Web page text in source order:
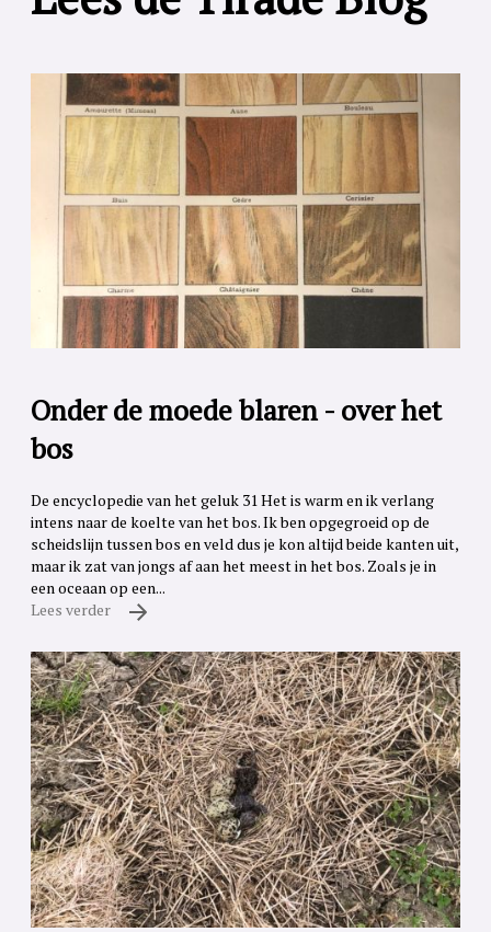
Onder de moede blaren - over het
bos
De encyclopedie van het geluk 31 Het is warm en ik verlang
intens naar de koelte van het bos. Ik ben opgegroeid op de
scheidslijn tussen bos en veld dus je kon altijd beide kanten uit,
maar ik zat van jongs af aan het meest in het bos. Zoals je in
een oceaan op een...
Lees verder